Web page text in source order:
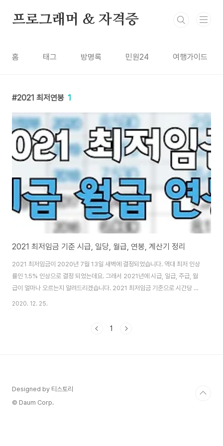
프로그래머 & 자격증
홈 태그 방명록 민원24 여행가이드
2021 최저연봉 1
2021 최저임금 기준 시급, 일당, 월급, 연봉, 계산기 정리
2021 최저임금이 2020년 7월 13일 새벽에 결정되었습니다. 역대 최저 인상
률인 1.5% 인상으로 결정 되었는데요. 그래서 2021년에 시급, 일급, 주급, 월
급이 얼마나 오르는지 알려드리겠습니다. 2021 최저임금 기준으로 시간당 급
여를 받기로 한 직원은 시급이 얼마나 올라갈까요? 시급시급은 130원 올라서
근로시간인 8시간을 기준으로 시급을 곱하여 계산합니다.2021 최저임금 일
2020. 12. 25.
1
Designed by 티스토리
© Daum Corp.